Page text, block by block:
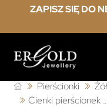
ZAPISZ SIĘ DO
Pierścionki
Cienki pierścionek z